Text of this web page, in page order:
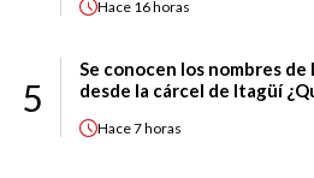
Hace 16 horas
5
Se conocen los nombres
desde la cárcel de Itagüí
Hace7 horas